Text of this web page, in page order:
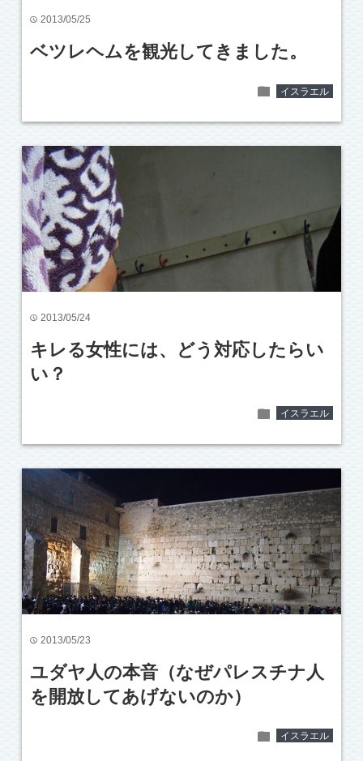
time 2013/05/25
ベツレヘムを観光してきました。
folder イスラエル
time 2013/05/24
キレる女性には、どう対応したらい
い？
folder イスラエル
time 2013/05/23
ユダヤ人の本音（なぜパレスチナ人
を開放してあげないのか）
folder イスラエル